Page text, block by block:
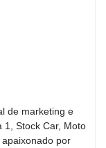
de marketing e
Stock Car, Moto
por